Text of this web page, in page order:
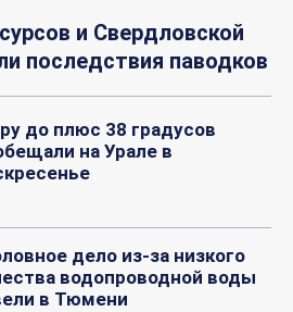
и Свердловской
последствия паводков
до плюс 38 градусов
на Урале в
дело из-за низкого
водопроводной воды
в Тюмени